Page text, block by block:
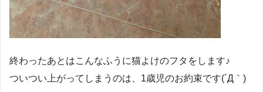
終わったあとはこんなふうに猫よけのフタをします♪
ついつい上がってしまうのは、1歳児のお約束です(´Д｀)